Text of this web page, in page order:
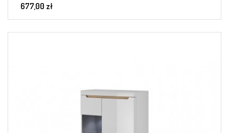
677,00 zł